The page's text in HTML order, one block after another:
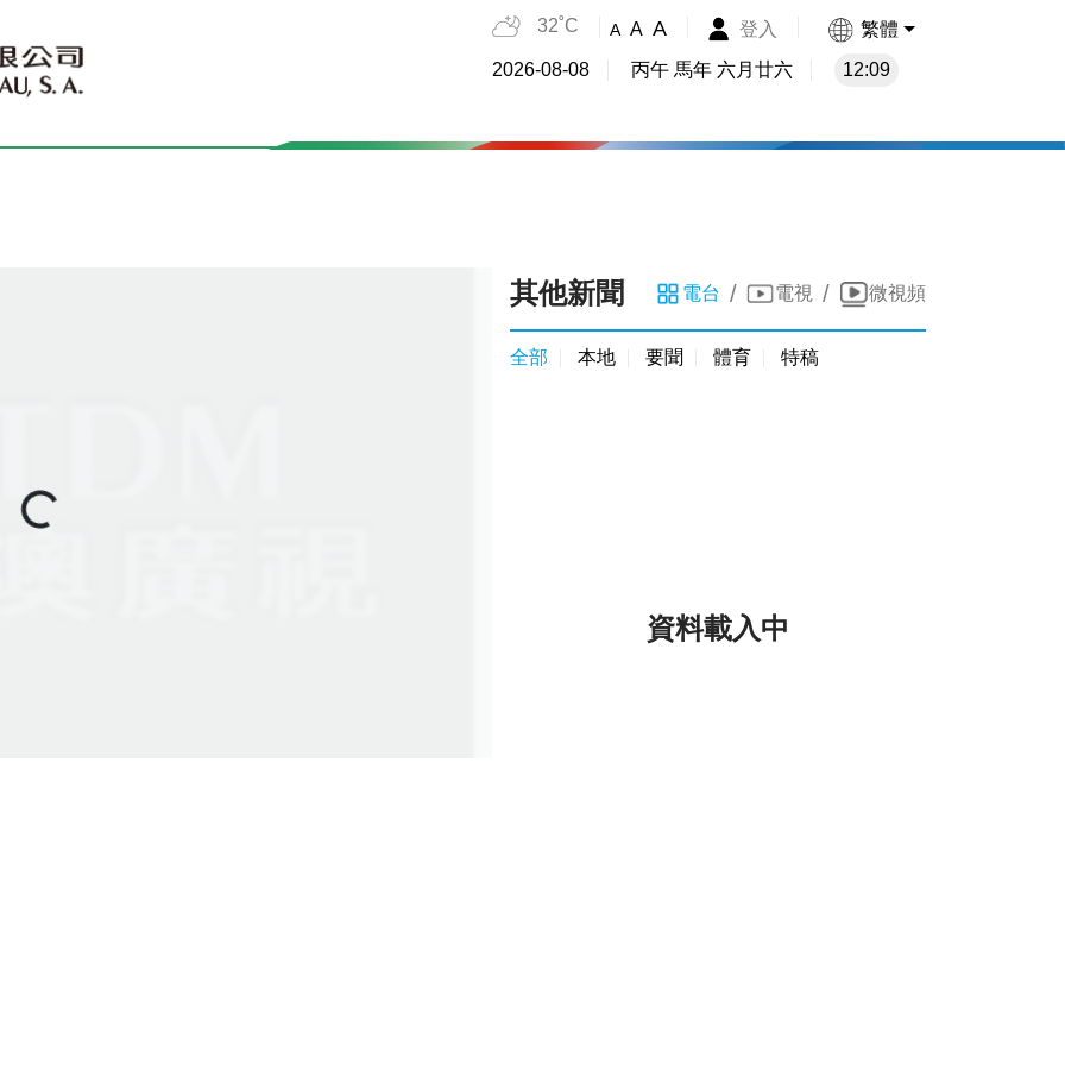
32˚C A A A 登入 繁體
2026-08-08 丙午 馬年 六月廿六 12:09
其他新聞 電台 / 電視 / 微視頻
全部 本地 要聞 體育 特稿
資料載入中